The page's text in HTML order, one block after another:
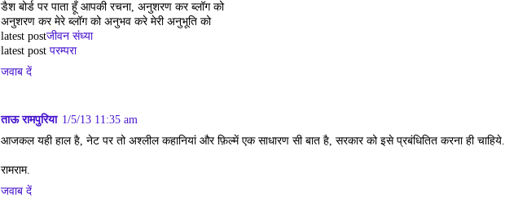
डैश बोर्ड पर पाता हूँ आपकी रचना, अनुशरण कर ब्लॉग को
अनुशरण कर मेरे ब्लॉग को अनुभव करे मेरी अनुभूति को
latest postजीवन संध्या
latest post परम्परा
जवाब दें
ताऊ रामपुरिया 1/5/13 11:35 am
आजकल यही हाल है, नेट पर तो अश्लील कहानियां और फ़िल्में एक साधारण सी बात है, सरकार को इसे प्रबंधितित करना ही चाहिये.
रामराम.
जवाब दें